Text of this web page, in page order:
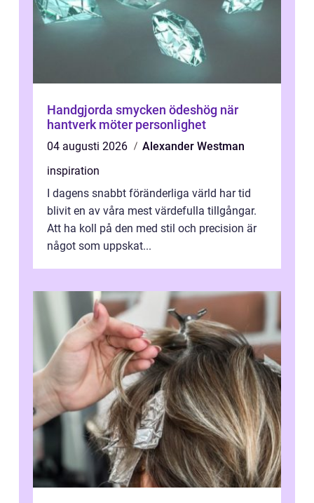
Handgjorda smycken ödeshög när
hantverk möter personlighet
04 augusti 2026
Alexander Westman
inspiration
I dagens snabbt föränderliga värld har tid
blivit en av våra mest värdefulla tillgångar.
Att ha koll på den med stil och precision är
något som uppskat...